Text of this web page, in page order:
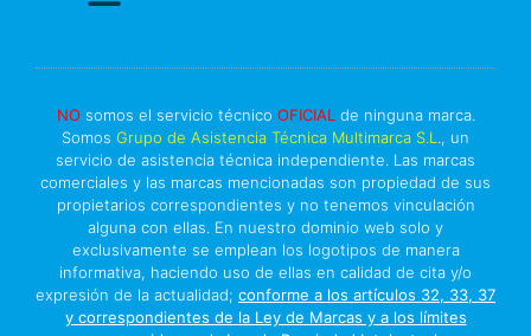
NO somos el servicio técnico OFICIAL de ninguna marca.
Somos Grupo de Asistencia Técnica Multimarca S.L., un
servicio de asistencia técnica independiente. Las marcas
comerciales y las marcas mencionadas son propiedad de sus
propietarios correspondientes y no tenemos vinculación
alguna con ellas. En nuestro dominio web solo y
exclusivamente se emplean los logotipos de manera
informativa, haciendo uso de ellas en calidad de cita y/o
expresión de la actualidad; conforme a los artículos 32, 33, 37
y correspondientes de la Ley de Marcas y a los límites